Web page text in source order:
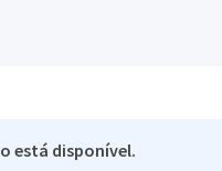
está disponível.